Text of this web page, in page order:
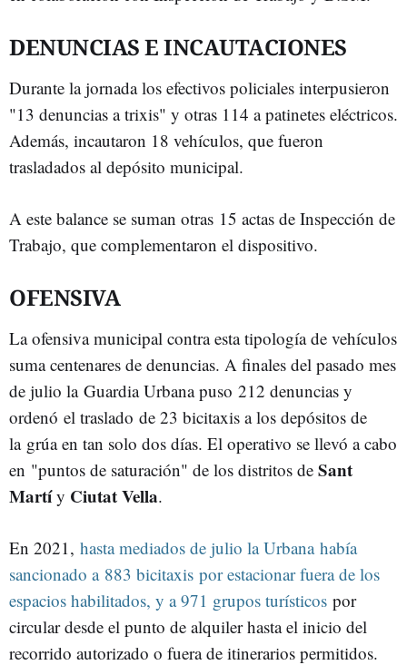
DENUNCIAS E INCAUTACIONES
Durante la jornada los efectivos policiales interpusieron
"13 denuncias a trixis" y otras 114 a patinetes eléctricos.
Además, incautaron 18 vehículos, que fueron
trasladados al depósito municipal.
A este balance se suman otras 15 actas de Inspección de
Trabajo, que complementaron el dispositivo.
OFENSIVA
La ofensiva municipal contra esta tipología de vehículos
suma centenares de denuncias. A finales del pasado mes
de julio la Guardia Urbana puso 212 denuncias y
ordenó el traslado de 23 bicitaxis a los depósitos de
la grúa en tan solo dos días. El operativo se llevó a cabo
en "puntos de saturación" de los distritos de Sant
Martíy Ciutat Vella.
En 2021, hasta mediados de julio la Urbana había
sancionado a 883 bicitaxis por estacionar fuera de los
espacios habilitados, y a 971 grupos turísticos por
circular desde el punto de alquiler hasta el inicio del
recorrido autorizado o fuera de itinerarios permitidos.